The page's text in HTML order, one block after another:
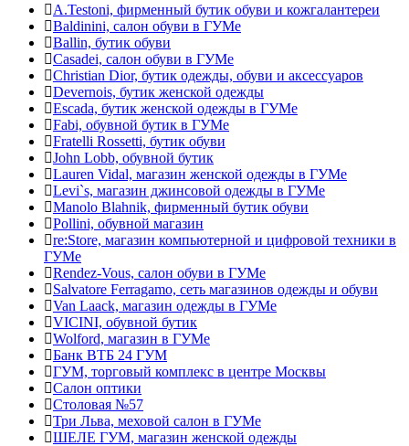
A.Testoni, фирменный бутик обуви и кожгалантереи
Baldinini, салон обуви в ГУМе
Ballin, бутик обуви
Casadei, салон обуви в ГУМе
Christian Dior, бутик одежды, обуви и аксессуаров
Devernois, бутик женской одежды
Escada, бутик женской одежды в ГУМе
Fabi, обувной бутик в ГУМе
Fratelli Rossetti, бутик обуви
John Lobb, обувной бутик
Lauren Vidal, магазин женской одежды в ГУМе
Levi`s, магазин джинсовой одежды в ГУМе
Manolo Blahnik, фирменный бутик обуви
Pollini, обувной магазин
re:Store, магазин компьютерной и цифровой техники в
ГУМе
Rendez-Vous, салон обуви в ГУМе
Salvatore Ferragamo, сеть магазинов одежды и обуви
Van Laack, магазин одежды в ГУМе
VICINI, обувной бутик
Wolford, магазин в ГУМе
Банк ВТБ 24 ГУМ
ГУМ, торговый комплекс в центре Москвы
Салон оптики
Столовая №57
Три Льва, меховой салон в ГУМе
ШЕЛЕ ГУМ, магазин женской одежды